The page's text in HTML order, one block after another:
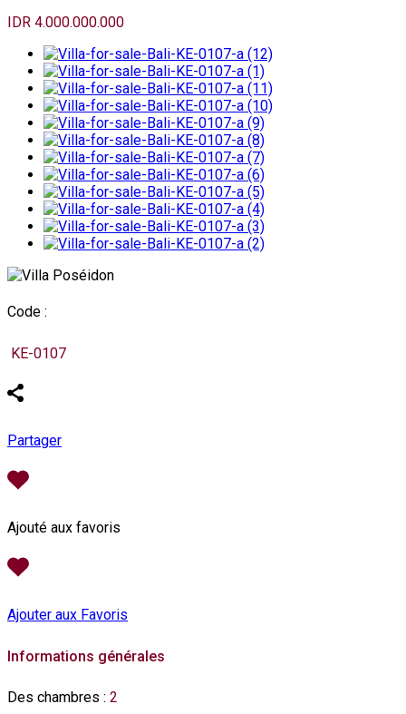
IDR 4.000.000.000
Code :
KE-0107
Partager
Ajouté aux favoris
Ajouter aux Favoris
Informations générales
Des chambres : 2